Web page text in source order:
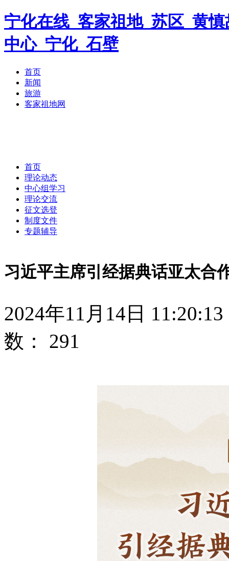
宁化在线_客家祖地_苏区_黄
中心_宁化_石壁
首页
新闻
旅游
客家祖地网
首页
理论动态
中心组学习
理论交流
征文选登
制度文件
专题辅导
习近平主席引经据典话亚太合
2024年11月14日 11:20:13
数： 291